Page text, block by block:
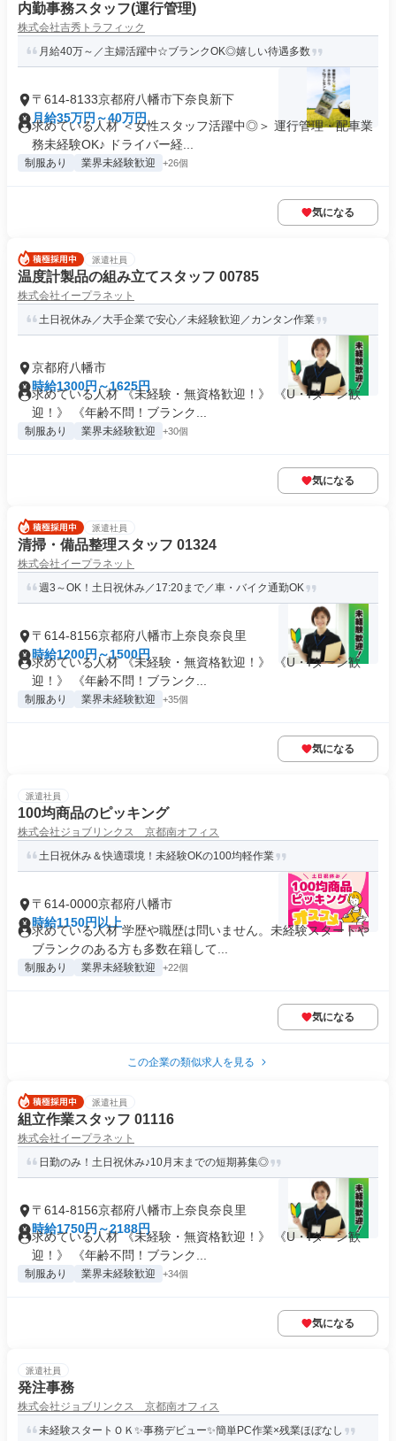
内勤事務スタッフ(運行管理)
株式会社吉秀トラフィック
月給40万～／主婦活躍中☆ブランクOK◎嬉しい待遇多数
〒614-8133京都府八幡市下奈良新下
月給35万円～40万円
求めている人材 ＜女性スタッフ活躍中◎＞ 運行管理・配車業
務未経験OK♪ ドライバー経...
制服あり 業界未経験歓迎 +26個
気になる
派遣社員
温度計製品の組み立てスタッフ 00785
株式会社イープラネット
土日祝休み／大手企業で安心／未経験歓迎／カンタン作業
京都府八幡市
時給1300円～1625円
求めている人材 《未経験・無資格歓迎！》 《U・Iターン歓
迎！》 《年齢不問！ブランク...
制服あり 業界未経験歓迎 +30個
気になる
派遣社員
清掃・備品整理スタッフ 01324
株式会社イープラネット
週3～OK！土日祝休み／17:20まで／車・バイク通勤OK
〒614-8156京都府八幡市上奈良奈良里
時給1200円～1500円
求めている人材 《未経験・無資格歓迎！》 《U・Iターン歓
迎！》 《年齢不問！ブランク...
制服あり 業界未経験歓迎 +35個
気になる
派遣社員
100均商品のピッキング
株式会社ジョブリンクス 京都南オフィス
土日祝休み＆快適環境！未経験OKの100均軽作業
〒614-0000京都府八幡市
時給1150円以上
求めている人材 学歴や職歴は問いません。未経験スタートや
ブランクのある方も多数在籍して...
制服あり 業界未経験歓迎 +22個
気になる
この企業の類似求人を見る
派遣社員
組立作業スタッフ 01116
株式会社イープラネット
日勤のみ！土日祝休み♪10月末までの短期募集◎
〒614-8156京都府八幡市上奈良奈良里
時給1750円～2188円
求めている人材 《未経験・無資格歓迎！》 《U・Iターン歓
迎！》 《年齢不問！ブランク...
制服あり 業界未経験歓迎 +34個
気になる
派遣社員
発注事務
株式会社ジョブリンクス 京都南オフィス
未経験スタートＯＫ✨事務デビュー✨簡単PC作業×残業ほぼなし